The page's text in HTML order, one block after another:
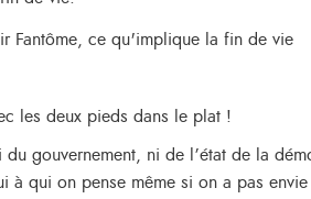
les deux pieds dans le plat !
du gouvernement, ni de l’état de la
à qui on pense même si on a pas envie